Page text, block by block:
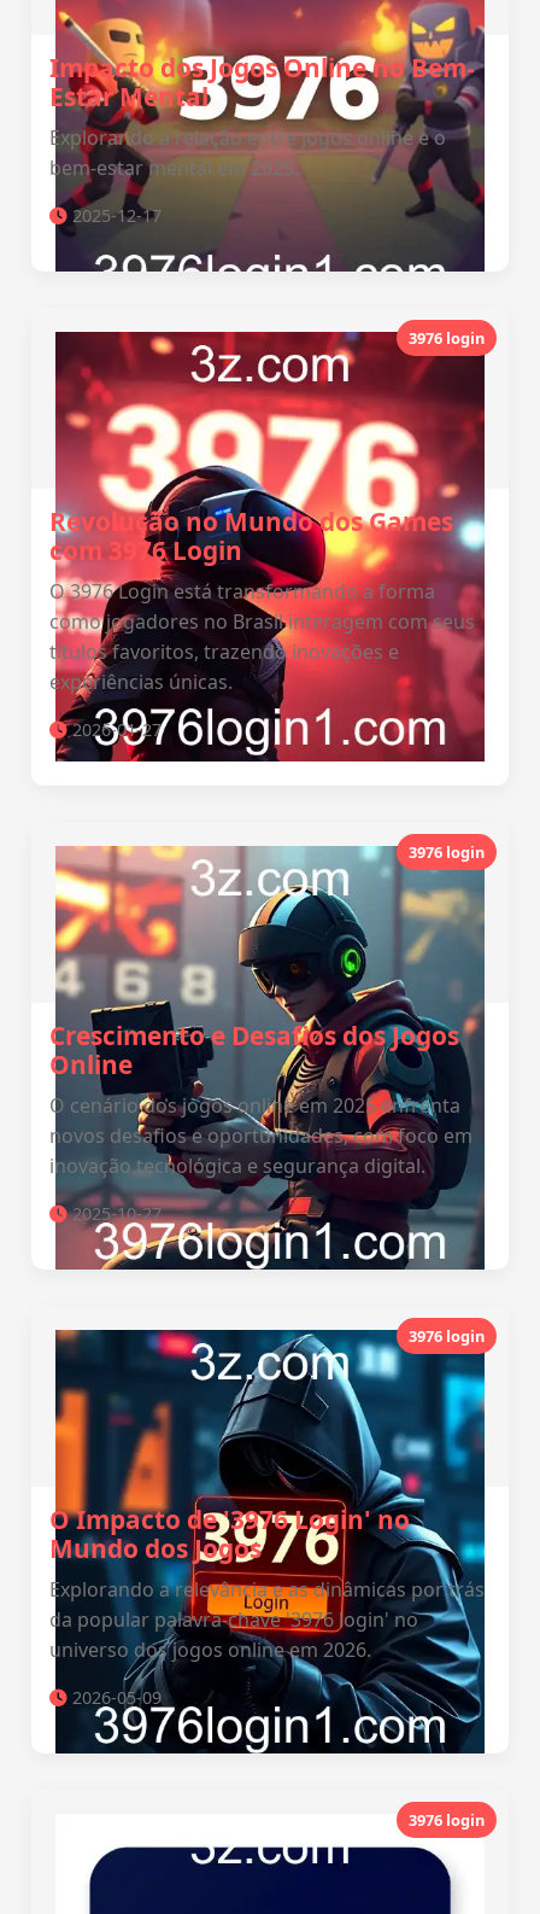
Impacto dos Jogos Online no Bem-
Estar Mental
Explorando a relação entre jogos online e o
bem-estar mental em 2025.
2025-12-17
3976 login
Revolução no Mundo dos Games
com 3976 Login
O 3976 Login está transformando a forma
como jogadores no Brasil interagem com seus
títulos favoritos, trazendo inovações e
experiências únicas.
2026-01-27
3976 login
Crescimento e Desafios dos Jogos
Online
O cenário dos jogos online em 2025 enfrenta
novos desafios e oportunidades, com foco em
inovação tecnológica e segurança digital.
2025-10-27
3976 login
O Impacto de '3976 Login' no
Mundo dos Jogos
Explorando a relevância e as dinâmicas por trás
da popular palavra-chave '3976 login' no
universo dos jogos online em 2026.
2026-05-09
3976 login